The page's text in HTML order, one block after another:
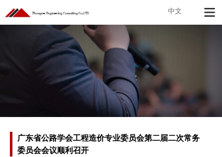
中文
广东省公路学会工程造价专业委员会第二届二次常务
委员会会议顺利召开